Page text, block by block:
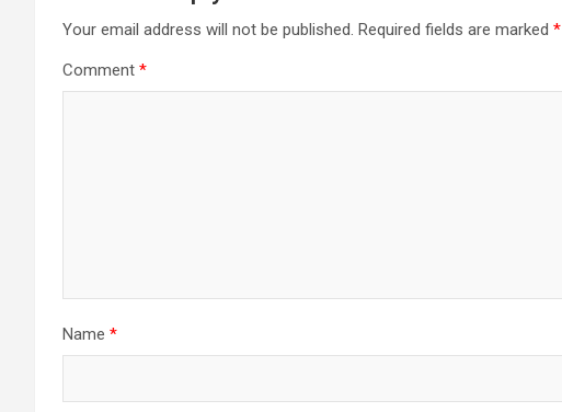
Your email address will not be published. Required fields are marked *
Comment *
Name *